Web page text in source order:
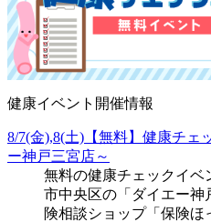
健康イベント開催情報
8/7(金),8(土)【無料】健康チェ
ー神戸三宮店～
無料の健康チェックイベ
市中央区の「ダイエー神
険相談ショップ「保険